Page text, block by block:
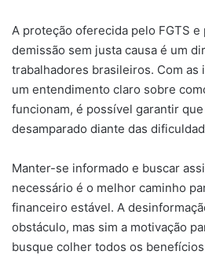
A proteção oferecida pelo FGTS e
demissão sem justa causa é um
trabalhadores brasileiros. Com as
um entendimento claro sobre
funcionam, é possível garantir
desamparado diante das
Manter-se informado e buscar
necessário é o melhor caminho
financeiro estável. A
obstáculo, mas sim a motivação
busque colher todos os